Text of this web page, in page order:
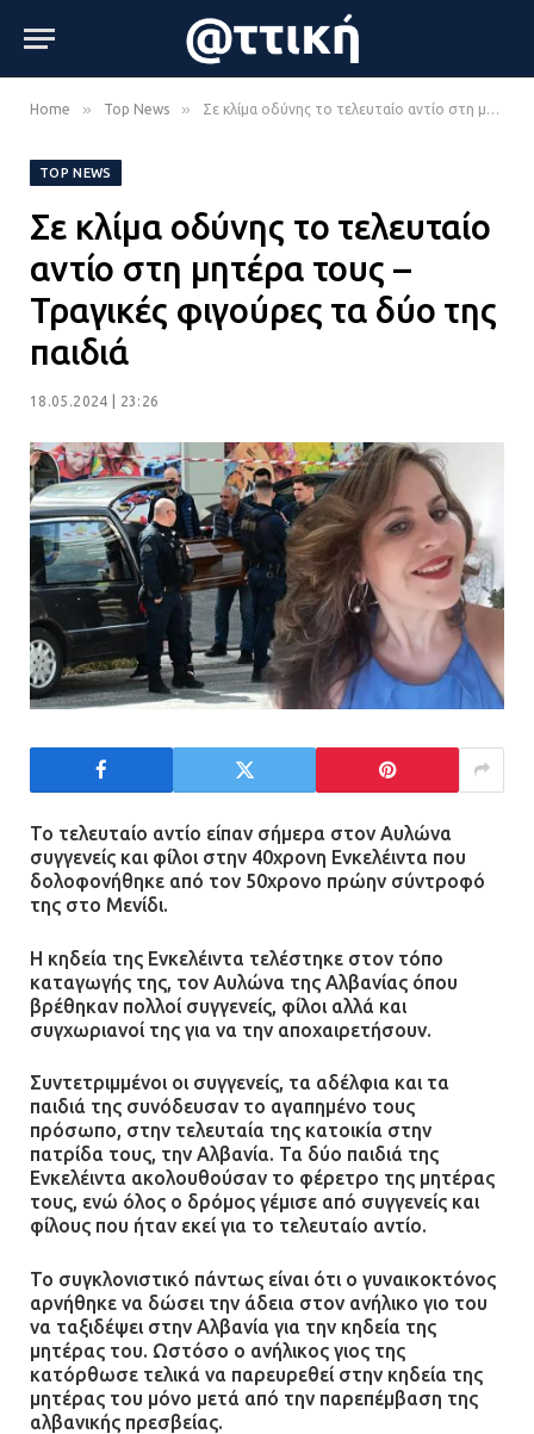
Home » Top News » Σε κλίμα οδύνης το τελευταίο αντίο στη μητέρα τους – Τραγικές φιγούρες τα δύο της παιδιά
TOP NEWS
Σε κλίμα οδύνης το τελευταίο
αντίο στη μητέρα τους –
Τραγικές φιγούρες τα δύο της
παιδιά
18.05.2024 | 23:26
Το τελευταίο αντίο είπαν σήμερα στον Αυλώνα
συγγενείς και φίλοι στην 40χρονη Ενκελέιντα που
δολοφονήθηκε από τον 50χρονο πρώην σύντροφό
της στο Μενίδι.
Η κηδεία της Ενκελέιντα τελέστηκε στον τόπο
καταγωγής της, τον Αυλώνα της Αλβανίας όπου
βρέθηκαν πολλοί συγγενείς, φίλοι αλλά και
συγχωριανοί της για να την αποχαιρετήσουν.
Συντετριμμένοι οι συγγενείς, τα αδέλφια και τα
παιδιά της συνόδευσαν το αγαπημένο τους
πρόσωπο, στην τελευταία της κατοικία στην
πατρίδα τους, την Αλβανία. Τα δύο παιδιά της
Ενκελέιντα ακολουθούσαν το φέρετρο της μητέρας
τους, ενώ όλος ο δρόμος γέμισε από συγγενείς και
φίλους που ήταν εκεί για το τελευταίο αντίο.
Το συγκλονιστικό πάντως είναι ότι ο γυναικοκτόνος
αρνήθηκε να δώσει την άδεια στον ανήλικο γιο του
να ταξιδέψει στην Αλβανία για την κηδεία της
μητέρας του. Ωστόσο ο ανήλικος γιος της
κατόρθωσε τελικά να παρευρεθεί στην κηδεία της
μητέρας του μόνο μετά από την παρεπέμβαση της
αλβανικής πρεσβείας.